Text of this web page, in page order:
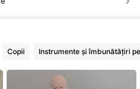
Copii Instrumente și îmbunătățiri